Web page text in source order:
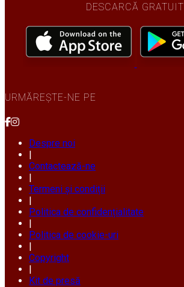
DESCARCĂ GRATUIT
URMĂREȘTE-NE PE
Despre noi
|
Contactează-ne
|
Termeni și condiții
|
Politica de confidențialitate
|
Politica de cookie-uri
|
Copyright
|
Kit de presă